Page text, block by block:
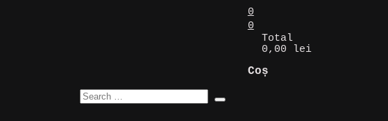
0
0
Total
0,00 lei
Coș